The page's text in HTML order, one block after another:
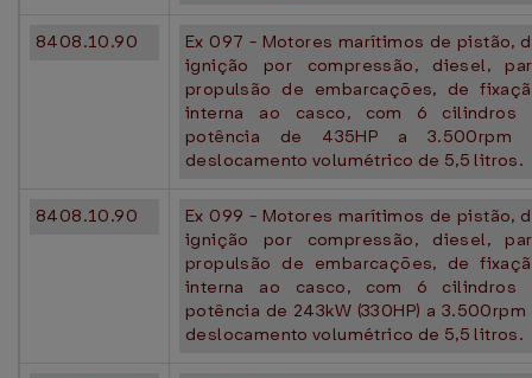
8408.10.90
Ex 097 - Motores marítimos de pistão,
ignição por compressão, diesel,
propulsão de embarcações, de
interna ao casco, com 6 cilindros
potência de 435HP a 3.500rpm
deslocamento volumétrico de 5,5 litros.
8408.10.90
Ex 099 - Motores marítimos de pistão,
ignição por compressão, diesel,
propulsão de embarcações, de
interna ao casco, com 6 cilindros
potência de 243kW (330HP) a 3.500rpm
deslocamento volumétrico de 5,5 litros.